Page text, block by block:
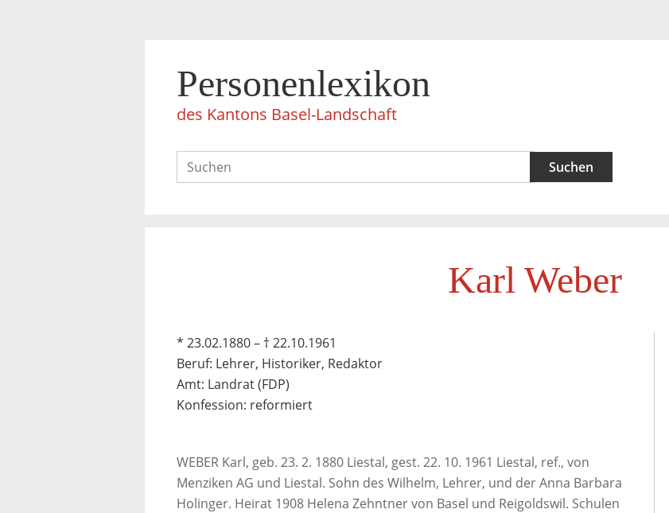
Personenlexikon
des Kantons Basel-Landschaft
Karl Weber
* 23.02.1880 – † 22.10.1961
Beruf: Lehrer, Historiker, Redaktor
Amt: Landrat (FDP)
Konfession: reformiert
WEBER Karl, geb. 23. 2. 1880 Liestal, gest. 22. 10. 1961 Liestal, ref., von
Menziken AG und Liestal. Sohn des Wilhelm, Lehrer, und der Anna Barbara
Holinger. Heirat 1908 Helena Zehntner von Basel und Reigoldswil. Schulen